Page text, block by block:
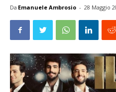
Da Emanuele Ambrosio - 28 Maggio